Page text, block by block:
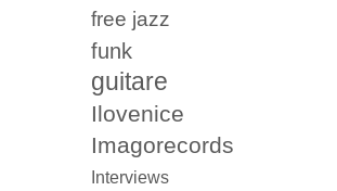
free jazz
funk
guitare
Ilovenice
Imagorecords
Interviews